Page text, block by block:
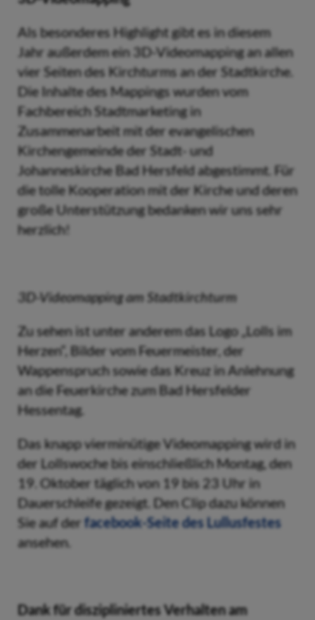
Als besonderes Highlight gibt es in diesem
Jahr außerdem ein 3D-Videomapping an allen
vier Seiten des Kirchturms an der Stadtkirche.
Die Inhalte des Mappings wurden vom
Fachbereich Stadtmarketing in
Zusammenarbeit mit der evangelischen
Kirchengemeinde der Stadt- und
Johanneskirche Bad Hersfeld abgestimmt. Für
die tolle Kooperation mit der Kirche und deren
große Unterstützung bedanken wir uns sehr
herzlich!
3D-Videomapping am Stadtkirchturm
Zu sehen ist unter anderem das Logo „Lolls im
Herzen“, Bilder vom Feuermeister, der
Wappenspruch sowie das Kreuz in Anlehnung
an die Feuerkirche zum Bad Hersfelder
Hessentag.
Das knapp vierminütige Videomapping wird in
der Lollswoche bis einschließlich Montag, den
19. Oktober täglich von 19 bis 23 Uhr in
Dauerschleife gezeigt. Den Clip dazu können
Sie auf derfacebook-Seite des Lullusfestes
ansehen.
Dank für diszipliniertes Verhalten am